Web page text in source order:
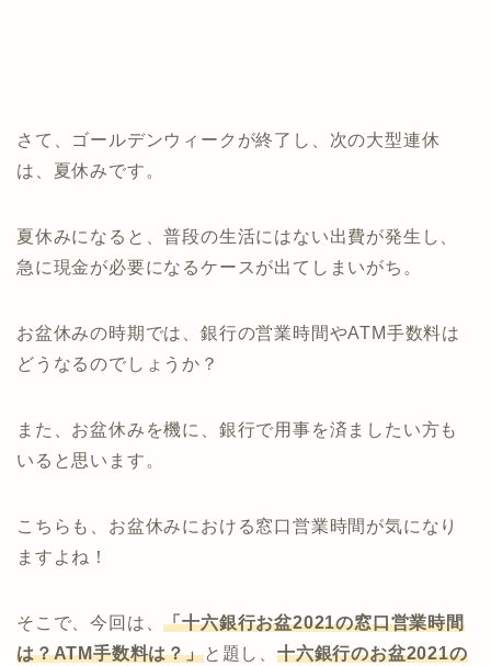
さて、ゴールデンウィークが終了し、次の大型連休
は、夏休みです。
夏休みになると、普段の生活にはない出費が発生し、
急に現金が必要になるケースが出てしまいがち。
お盆休みの時期では、銀行の営業時間やATM手数料は
どうなるのでしょうか？
また、お盆休みを機に、銀行で用事を済ましたい方も
いると思います。
こちらも、お盆休みにおける窓口営業時間が気になり
ますよね！
そこで、今回は、「十六銀行お盆2021の窓口営業時間
は？ATM手数料は？」と題し、十六銀行のお盆2021の